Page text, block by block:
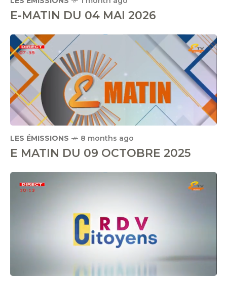
E-MATIN DU 04 MAI 2026
LES ÉMISSIONS 8 months ago
E MATIN DU 09 OCTOBRE 2025